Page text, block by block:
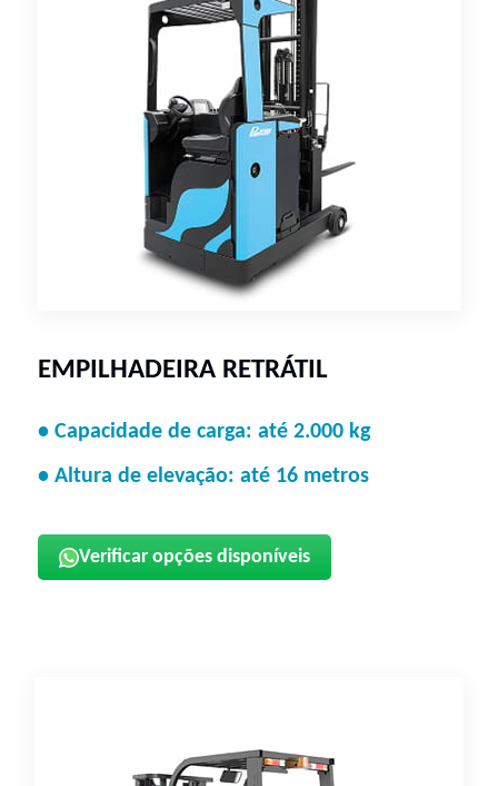
EMPILHADEIRA RETRÁTIL
• Capacidade de carga: até 2.000 kg
• Altura de elevação: até 16 metros
Verificar opções disponíveis